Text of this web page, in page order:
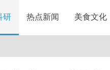
研 热点新闻 美食文化